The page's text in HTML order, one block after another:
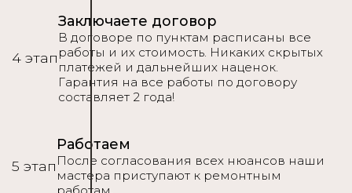
4 этап
Заключаете договор
В договоре по пунктам расписаны все
работы и их стоимость. Никаких скрытых
платежей и дальнейших наценок.
Гарантия на все работы по договору
составляет 2 года!
5 этап
Работаем
После согласования всех нюансов наши
мастера приступают к ремонтным